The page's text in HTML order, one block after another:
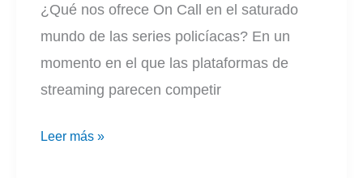
¿Qué nos ofrece On Call en el saturado
mundo de las series policíacas? En un
momento en el que las plataformas de
streaming parecen competir
On
Leer más »